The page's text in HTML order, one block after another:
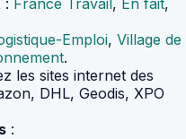
Emploi, Village de
.
les sites internet des
DHL, Geodis, XPO
: